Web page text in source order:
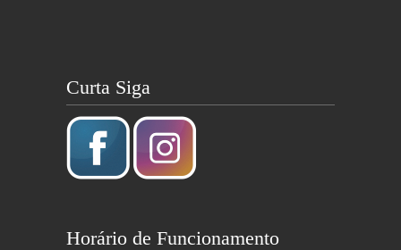
Curta Siga
Horário de Funcionamento